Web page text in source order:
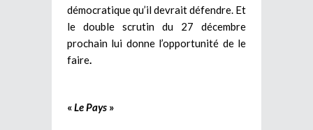
démocratique qu’il devrait défendre. Et
le double scrutin du 27 décembre
prochain lui donne l’opportunité de le
faire
«Le Pays »